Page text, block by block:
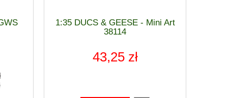
do koszyka
1:35 DUCS & GEESE - Mini Art
38114
43,25 zł